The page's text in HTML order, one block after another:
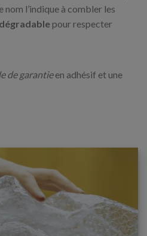
nom l’indique à combler les
pour respecter
de garantieen adhésif et une